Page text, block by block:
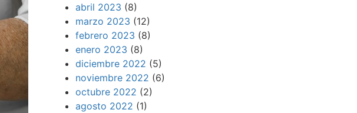
abril 2023 (8)
marzo 2023 (12)
febrero 2023 (8)
enero 2023 (8)
diciembre 2022 (5)
noviembre 2022 (6)
octubre 2022 (2)
agosto 2022 (1)